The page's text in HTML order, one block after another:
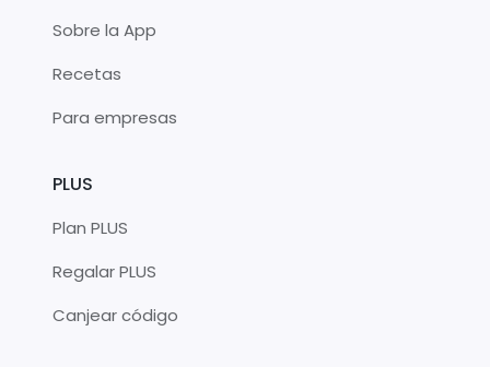
Sobre la App
Recetas
Para empresas
PLUS
Plan PLUS
Regalar PLUS
Canjear código